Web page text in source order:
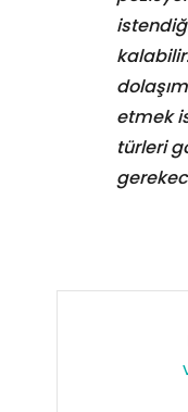
etmek
türleri